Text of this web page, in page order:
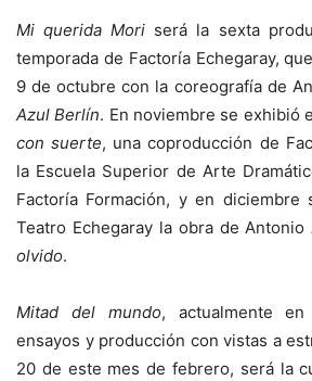
Mi querida Mori será la sexta
temporada de Factoría Echegaray,
9 de octubre con la coreografía de
Azul Berlín. En noviembre se exhibió
con suerte, una coproducción de
la Escuela Superior de Arte
Factoría Formación, y en
Teatro Echegaray la obra de
olvido.
Mitad del mundo, actualmente
ensayos y producción con vistas a
20 de este mes de febrero, será la